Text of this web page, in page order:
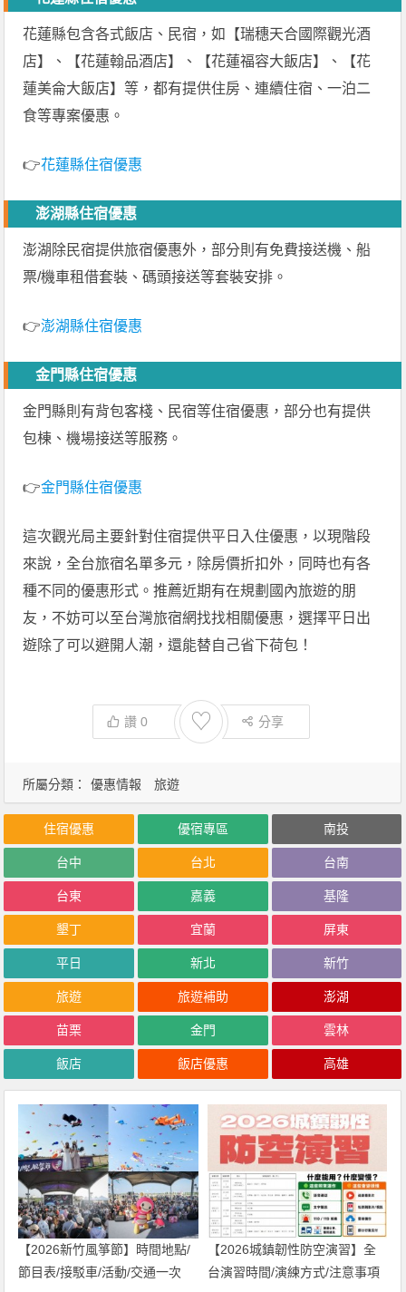
花蓮縣包含各式飯店、民宿，如【瑞穗天合國際觀光酒
店】、【花蓮翰品酒店】、【花蓮福容大飯店】、【花
蓮美侖大飯店】等，都有提供住房、連續住宿、一泊二
食等專案優惠。
👉花蓮縣住宿優惠
澎湖縣住宿優惠
澎湖除民宿提供旅宿優惠外，部分則有免費接送機、船
票/機車租借套裝、碼頭接送等套裝安排。
👉澎湖縣住宿優惠
金門縣住宿優惠
金門縣則有背包客棧、民宿等住宿優惠，部分也有提供
包棟、機場接送等服務。
👉金門縣住宿優惠
這次觀光局主要針對住宿提供平日入住優惠，以現階段
來說，全台旅宿名單多元，除房價折扣外，同時也有各
種不同的優惠形式。推薦近期有在規劃國內旅遊的朋
友，不妨可以至台灣旅宿網找找相關優惠，選擇平日出
遊除了可以避開人潮，還能替自己省下荷包！
讚0 ♡ 分享
所屬分類： 優惠情報 旅遊
住宿優惠 優宿專區 南投
台中 台北 台南
台東 嘉義 基隆
墾丁 宜蘭 屏東
平日 新北 新竹
旅遊 旅遊補助 澎湖
苗栗 金門 雲林
飯店 飯店優惠 高雄
【2026新竹風箏節】時間地點/
節目表/接駁車/活動/交通一次
【2026城鎮韌性防空演習】全
台演習時間/演練方式/注意事項